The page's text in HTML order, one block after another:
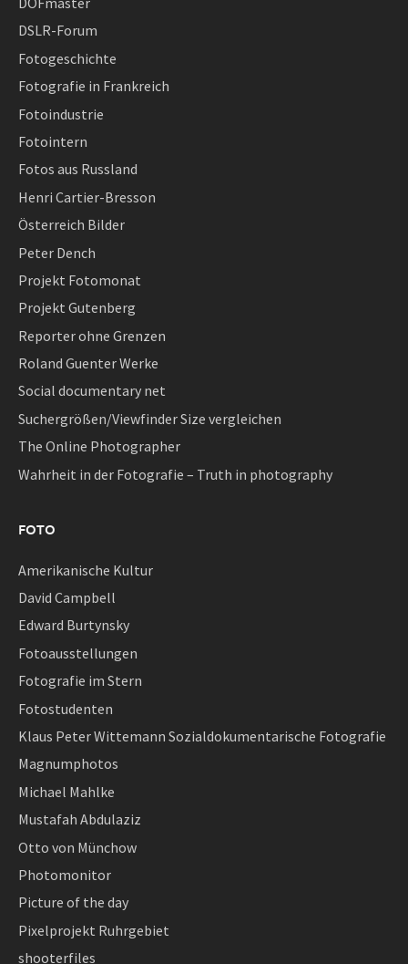
DSLR-Forum
Fotogeschichte
Fotografie in Frankreich
Fotoindustrie
Fotointern
Fotos aus Russland
Henri Cartier-Bresson
Österreich Bilder
Peter Dench
Projekt Fotomonat
Projekt Gutenberg
Reporter ohne Grenzen
Roland Guenter Werke
Social documentary net
Suchergrößen/Viewfinder Size vergleichen
The Online Photographer
Wahrheit in der Fotografie – Truth in photography
FOTO
Amerikanische Kultur
David Campbell
Edward Burtynsky
Fotoausstellungen
Fotografie im Stern
Fotostudenten
Klaus Peter Wittemann Sozialdokumentarische Fotografie
Magnumphotos
Michael Mahlke
Mustafah Abdulaziz
Otto von Münchow
Photomonitor
Picture of the day
Pixelprojekt Ruhrgebiet
shooterfiles